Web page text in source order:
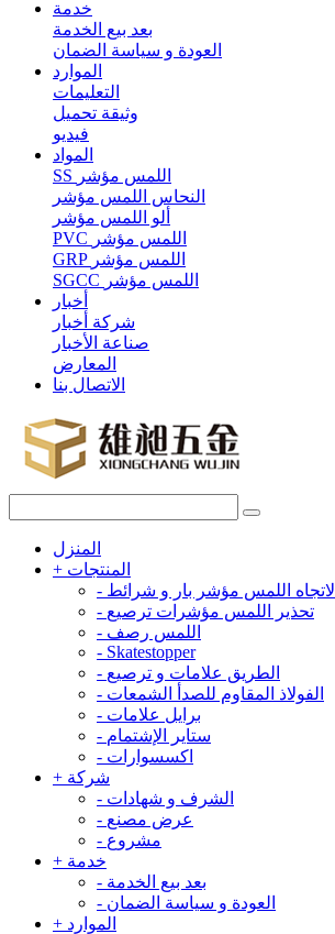
خدمة
بعد بيع الخدمة
العودة و سياسة الضمان
الموارد
التعليمات
وثيقة تحميل
فيديو
المواد
SS اللمس مؤشر
النحاس اللمس مؤشر
ألو اللمس مؤشر
PVC اللمس مؤشر
GRP اللمس مؤشر
SGCC اللمس مؤشر
أخبار
شركة أخبار
صناعة الأخبار
المعارض
الاتصال بنا
المنزل
+ المنتجات
- الاتجاه اللمس مؤشر بار و شرائط
- تحذير اللمس مؤشرات ترصيع
- اللمس رصف
- Skatestopper
- الطريق علامات و ترصيع
- الفولاذ المقاوم للصدأ الشمعات
- برايل علامات
- ستاير الإشتمام
- اكسسوارات
+ شركة
- الشرف و شهادات
- عرض مصنع
- مشروع
+ خدمة
- بعد بيع الخدمة
- العودة و سياسة الضمان
+ الموارد